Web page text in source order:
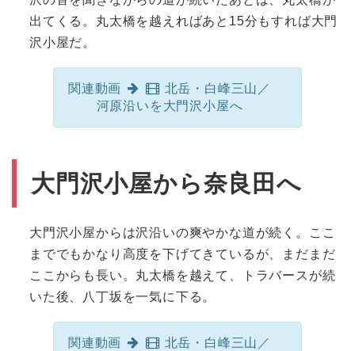
出てくる。丸太橋を越えればあと15分もすれば大門
沢小屋だ。
関連動画
北岳・白峰三山／
河原沿いを大門沢小屋へ
大門沢小屋から奈良田へ
大門沢小屋からは沢沿いの爽やかな道が続く。ここ
まででもかなり高度を下げてきているが、まだまだ
ここからも長い。丸太橋を越えて、トラバースが続
いた後、八丁坂を一気に下る。
関連動画
北岳・白峰三山／